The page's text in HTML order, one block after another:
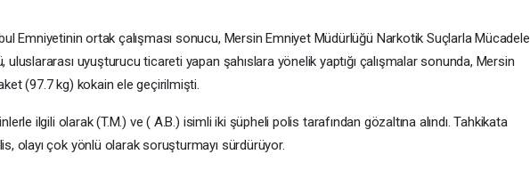
Emniyetinin ortak çalışması sonucu, Mersin Emniyet Müdürlüğü Narkotik Suçlarla Mücadele
uluslararası uyuşturucu ticareti yapan şahıslara yönelik yaptığı çalışmalar sonunda, Mersin
(97.7 kg) kokain ele geçirilmişti.
ilgili olarak (T.M.) ve ( A.B.) isimli iki şüpheli polis tarafından gözaltına alındı. Tahkikata
olayı çok yönlü olarak soruşturmayı sürdürüyor.